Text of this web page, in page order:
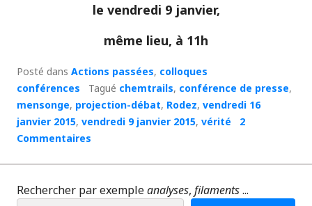
le vendredi 9 janvier,
même lieu, à 11h
Posté dans Actions passées, colloques
conférences
Tagué chemtrails, conférence de presse,
mensonge, projection-débat, Rodez, vendredi 16
janvier 2015, vendredi 9 janvier 2015, vérité
2
Commentaires
Rechercher par exempleanalyses, filaments...